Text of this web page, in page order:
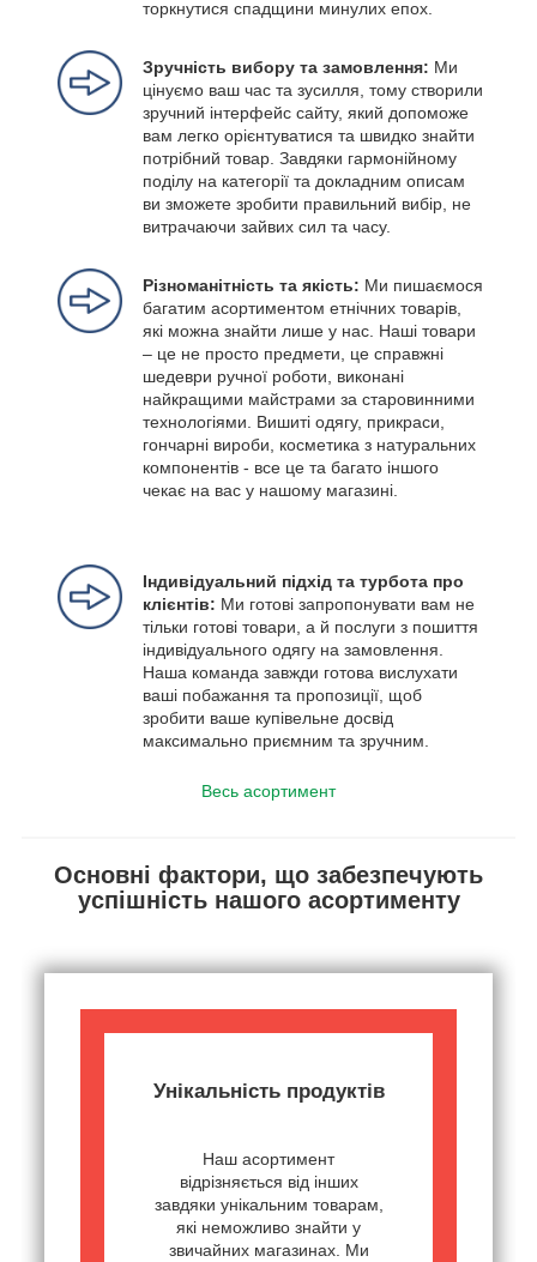
торкнутися спадщини минулих епох.
Зручність вибору та замовлення: Ми
цінуємо ваш час та зусилля, тому створили
зручний інтерфейс сайту, який допоможе
вам легко орієнтуватися та швидко знайти
потрібний товар. Завдяки гармонійному
поділу на категорії та докладним описам
ви зможете зробити правильний вибір, не
витрачаючи зайвих сил та часу.
Різноманітність та якість: Ми пишаємося
багатим асортиментом етнічних товарів,
які можна знайти лише у нас. Наші товари
– це не просто предмети, це справжні
шедеври ручної роботи, виконані
найкращими майстрами за старовинними
технологіями. Вишиті одягу, прикраси,
гончарні вироби, косметика з натуральних
компонентів - все це та багато іншого
чекає на вас у нашому магазині.
Індивідуальний підхід та турбота про
клієнтів: Ми готові запропонувати вам не
тільки готові товари, а й послуги з пошиття
індивідуального одягу на замовлення.
Наша команда завжди готова вислухати
ваші побажання та пропозиції, щоб
зробити ваше купівельне досвід
максимально приємним та зручним.
Весь асортимент
Основні фактори, що забезпечують
успішність нашого асортименту
Унікальність продуктів
Наш асортимент
відрізняється від інших
завдяки унікальним товарам,
які неможливо знайти у
звичайних магазинах. Ми